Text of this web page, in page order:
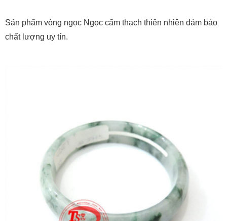
Sản phẩm vòng ngọc Ngọc cẩm thạch thiên nhiên đảm bảo
chất lượng uy tín.